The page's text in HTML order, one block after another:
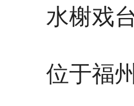
水榭戏
位于福州